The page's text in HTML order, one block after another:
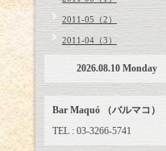
2011-05（2）
2011-04（3）
2026.08.10 Monday
Bar Maquó （バルマコ）
TEL : 03-3266-5741